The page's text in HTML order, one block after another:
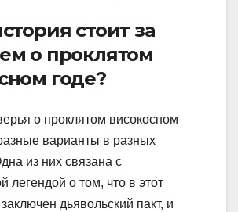
стоит за
о проклятом
годе?
о проклятом високосном
варианты в разных
из них связана с
легендой о том, что в этот
дьявольский пакт, и